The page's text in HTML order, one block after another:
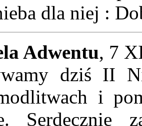
dla niej :
Adwentu, 7
dziś II
i
Serdecznie